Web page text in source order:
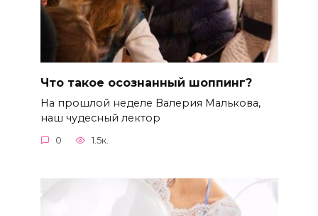
Что такое осознанный шоппинг?
На прошлой неделе Валерия Малькова,
наш чудесный лектор
0 1.5к.